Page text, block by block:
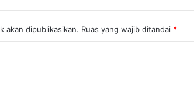
akan dipublikasikan. Ruas yang wajib ditandai *